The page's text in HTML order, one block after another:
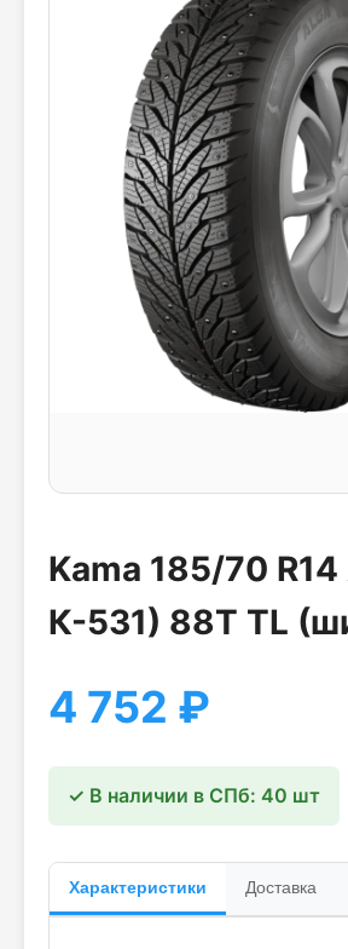
Kama 185/70
К-531) 88T TL
4 752 ₽
✓ В наличии в СПб: 40 шт
Характеристики Доставка